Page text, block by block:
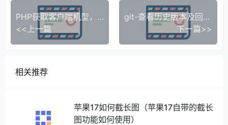
PHP获取客户端机型，可区分windows、ios、android
<<上一篇
git-查看历史版本及回滚版本
下一篇>>
相关推荐
苹果17如何截长图（苹果17自带的截长
图功能如何使用）